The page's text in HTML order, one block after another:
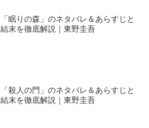
「眠りの森」のネタバレ＆あらすじと
結末を徹底解説｜東野圭吾
「殺人の門」のネタバレ＆あらすじと
結末を徹底解説｜東野圭吾